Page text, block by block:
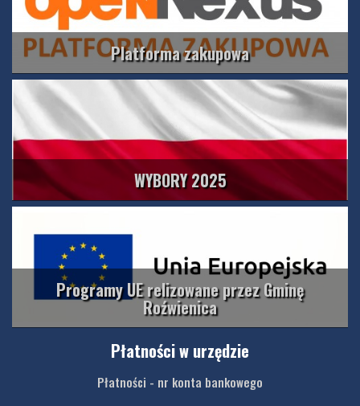
Platforma zakupowa
WYBORY 2025
Programy UE relizowane przez Gminę
Roźwienica
Płatności w urzędzie
Płatności - nr konta bankowego